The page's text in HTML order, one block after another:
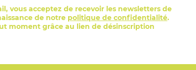
vous acceptez de recevoir les newsletters de
de notre politique de confidentialité.
moment grâce au lien de désinscription